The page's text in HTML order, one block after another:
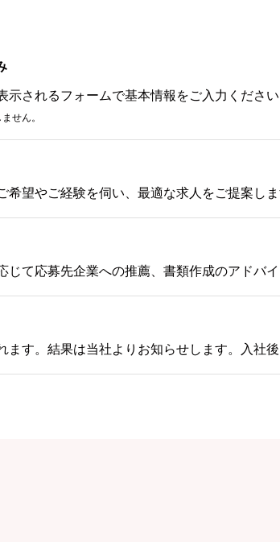
示されるフォームで基本情報をご入力ください
せん。
望やご経験を伺い、最適な求人をご提案しま
じて応募先企業への推薦、書類作成のアドバ
す。結果は当社よりお知らせします。入社後